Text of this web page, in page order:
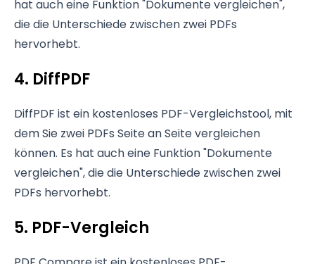
hat auch eine Funktion "Dokumente vergleichen",
die die Unterschiede zwischen zwei PDFs
hervorhebt.
4. DiffPDF
DiffPDF ist ein kostenloses PDF-Vergleichstool, mit
dem Sie zwei PDFs Seite an Seite vergleichen
können. Es hat auch eine Funktion "Dokumente
vergleichen", die die Unterschiede zwischen zwei
PDFs hervorhebt.
5. PDF-Vergleich